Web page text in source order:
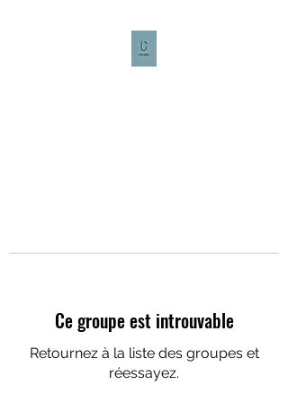
Ce groupe est introuvable
Retournez à la liste des groupes et
réessayez.